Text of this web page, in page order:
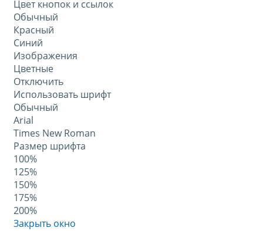
Цвет кнопок и ссылок
Обычный
Красный
Синий
Изображения
Цветные
Отключить
Использовать шрифт
Обычный
Arial
Times New Roman
Размер шрифта
100%
125%
150%
175%
200%
Закрыть окно